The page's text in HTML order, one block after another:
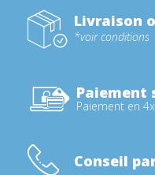
Livraison
*voir conditions
Paiement
Paiement en
Conseil